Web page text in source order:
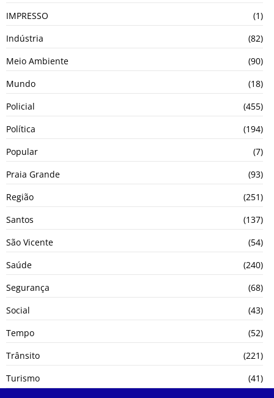
IMPRESSO
(1)
Indústria
(82)
Meio Ambiente
(90)
Mundo
(18)
Policial
(455)
Política
(194)
Popular
(7)
Praia Grande
(93)
Região
(251)
Santos
(137)
São Vicente
(54)
Saúde
(240)
Segurança
(68)
Social
(43)
Tempo
(52)
Trânsito
(221)
Turismo
(41)